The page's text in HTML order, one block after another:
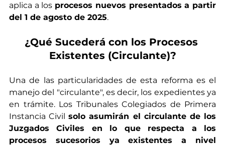
aplica a los procesos nuevos presentados a partir
del 1 de agosto de 2025.
¿Qué Sucederá con los Procesos
Existentes (Circulante)?
Una de las particularidades de esta reforma es el
manejo del "circulante", es decir, los expedientes ya
en trámite. Los Tribunales Colegiados de Primera
Instancia Civil solo asumirán el circulante de los
Juzgados Civiles en lo que respecta a los
procesos sucesorios ya existentes a nivel